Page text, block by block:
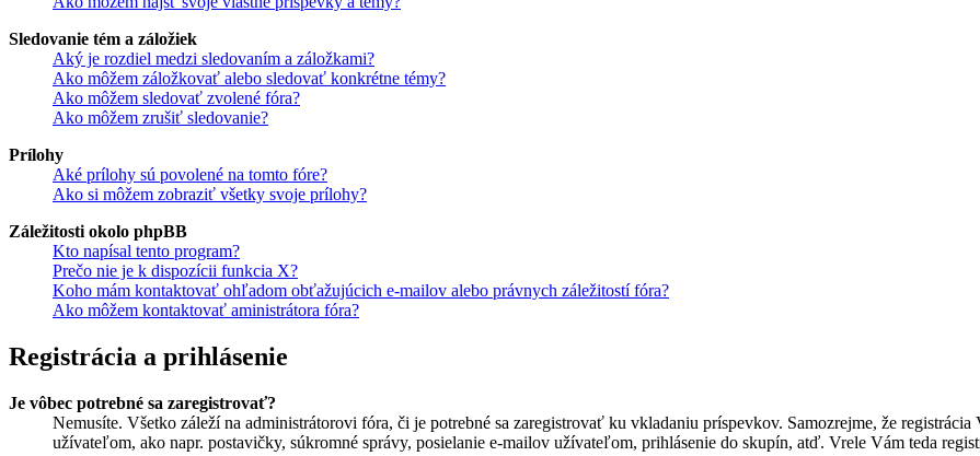
Sledovanie tém a záložiek
Aký je rozdiel medzi sledovaním a záložkami?
Ako môžem záložkovať alebo sledovať konkrétne témy?
Ako môžem sledovať zvolené fóra?
Ako môžem zrušiť sledovanie?
Prílohy
Aké prílohy sú povolené na tomto fóre?
Ako si môžem zobraziť všetky svoje prílohy?
Záležitosti okolo phpBB
Kto napísal tento program?
Prečo nie je k dispozícii funkcia X?
Koho mám kontaktovať ohľadom obťažujúcich e-mailov alebo právnych záležitostí fóra?
Ako môžem kontaktovať aministrátora fóra?
Registrácia a prihlásenie
Je vôbec potrebné sa zaregistrovať?
Nemusíte. Všetko záleží na administrátorovi fóra, či je potrebné sa zaregistrovať ku vkladaniu príspevkov. Samozrejme, že
užívateľom, ako napr. postavičky, súkromné správy, posielanie e-mailov užívateľom, prihlásenie do skupín, atď. Vrele Vám teda